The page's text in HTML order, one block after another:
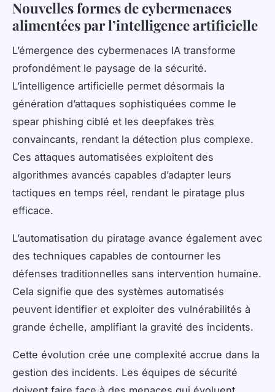
Nouvelles formes de cybermenaces
alimentées par l’intelligence artificielle
L’émergence des cybermenaces IA transforme
profondément le paysage de la sécurité.
L’intelligence artificielle permet désormais la
génération d’attaques sophistiquées comme le
spear phishing ciblé et les deepfakes très
convaincants, rendant la détection plus complexe.
Ces attaques automatisées exploitent des
algorithmes avancés capables d’adapter leurs
tactiques en temps réel, rendant le piratage plus
efficace.
L’automatisation du piratage avance également avec
des techniques capables de contourner les
défenses traditionnelles sans intervention humaine.
Cela signifie que des systèmes automatisés
peuvent identifier et exploiter des vulnérabilités à
grande échelle, amplifiant la gravité des incidents.
Cette évolution crée une complexité accrue dans la
gestion des incidents. Les équipes de sécurité